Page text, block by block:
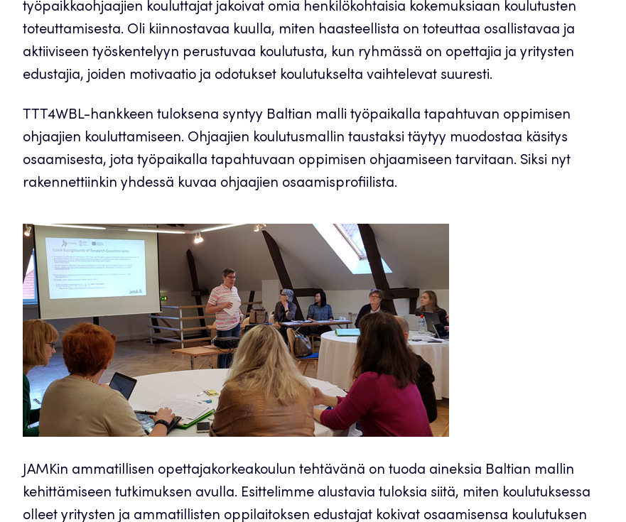
työpaikkaohjaajien kouluttajat jakoivat omia henkilökohtaisia kokemuksiaan koulutusten
toteuttamisesta. Oli kiinnostavaa kuulla, miten haasteellista on toteuttaa osallistavaa ja
aktiiviseen työskentelyyn perustuvaa koulutusta, kun ryhmässä on opettajia ja yritysten
edustajia, joiden motivaatio ja odotukset koulutukselta vaihtelevat suuresti.
TTT4WBL-hankkeen tuloksena syntyy Baltian malli työpaikalla tapahtuvan oppimisen
ohjaajien kouluttamiseen. Ohjaajien koulutusmallin taustaksi täytyy muodostaa käsitys
osaamisesta, jota työpaikalla tapahtuvaan oppimisen ohjaamiseen tarvitaan. Siksi nyt
rakennettiinkin yhdessä kuvaa ohjaajien osaamisprofiilista.
JAMKin ammatillisen opettajakorkeakoulun tehtävänä on tuoda aineksia Baltian mallin
kehittämiseen tutkimuksen avulla. Esittelimme alustavia tuloksia siitä, miten koulutuksessa
olleet yritysten ja ammatillisten oppilaitoksen edustajat kokivat osaamisensa koulutuksen